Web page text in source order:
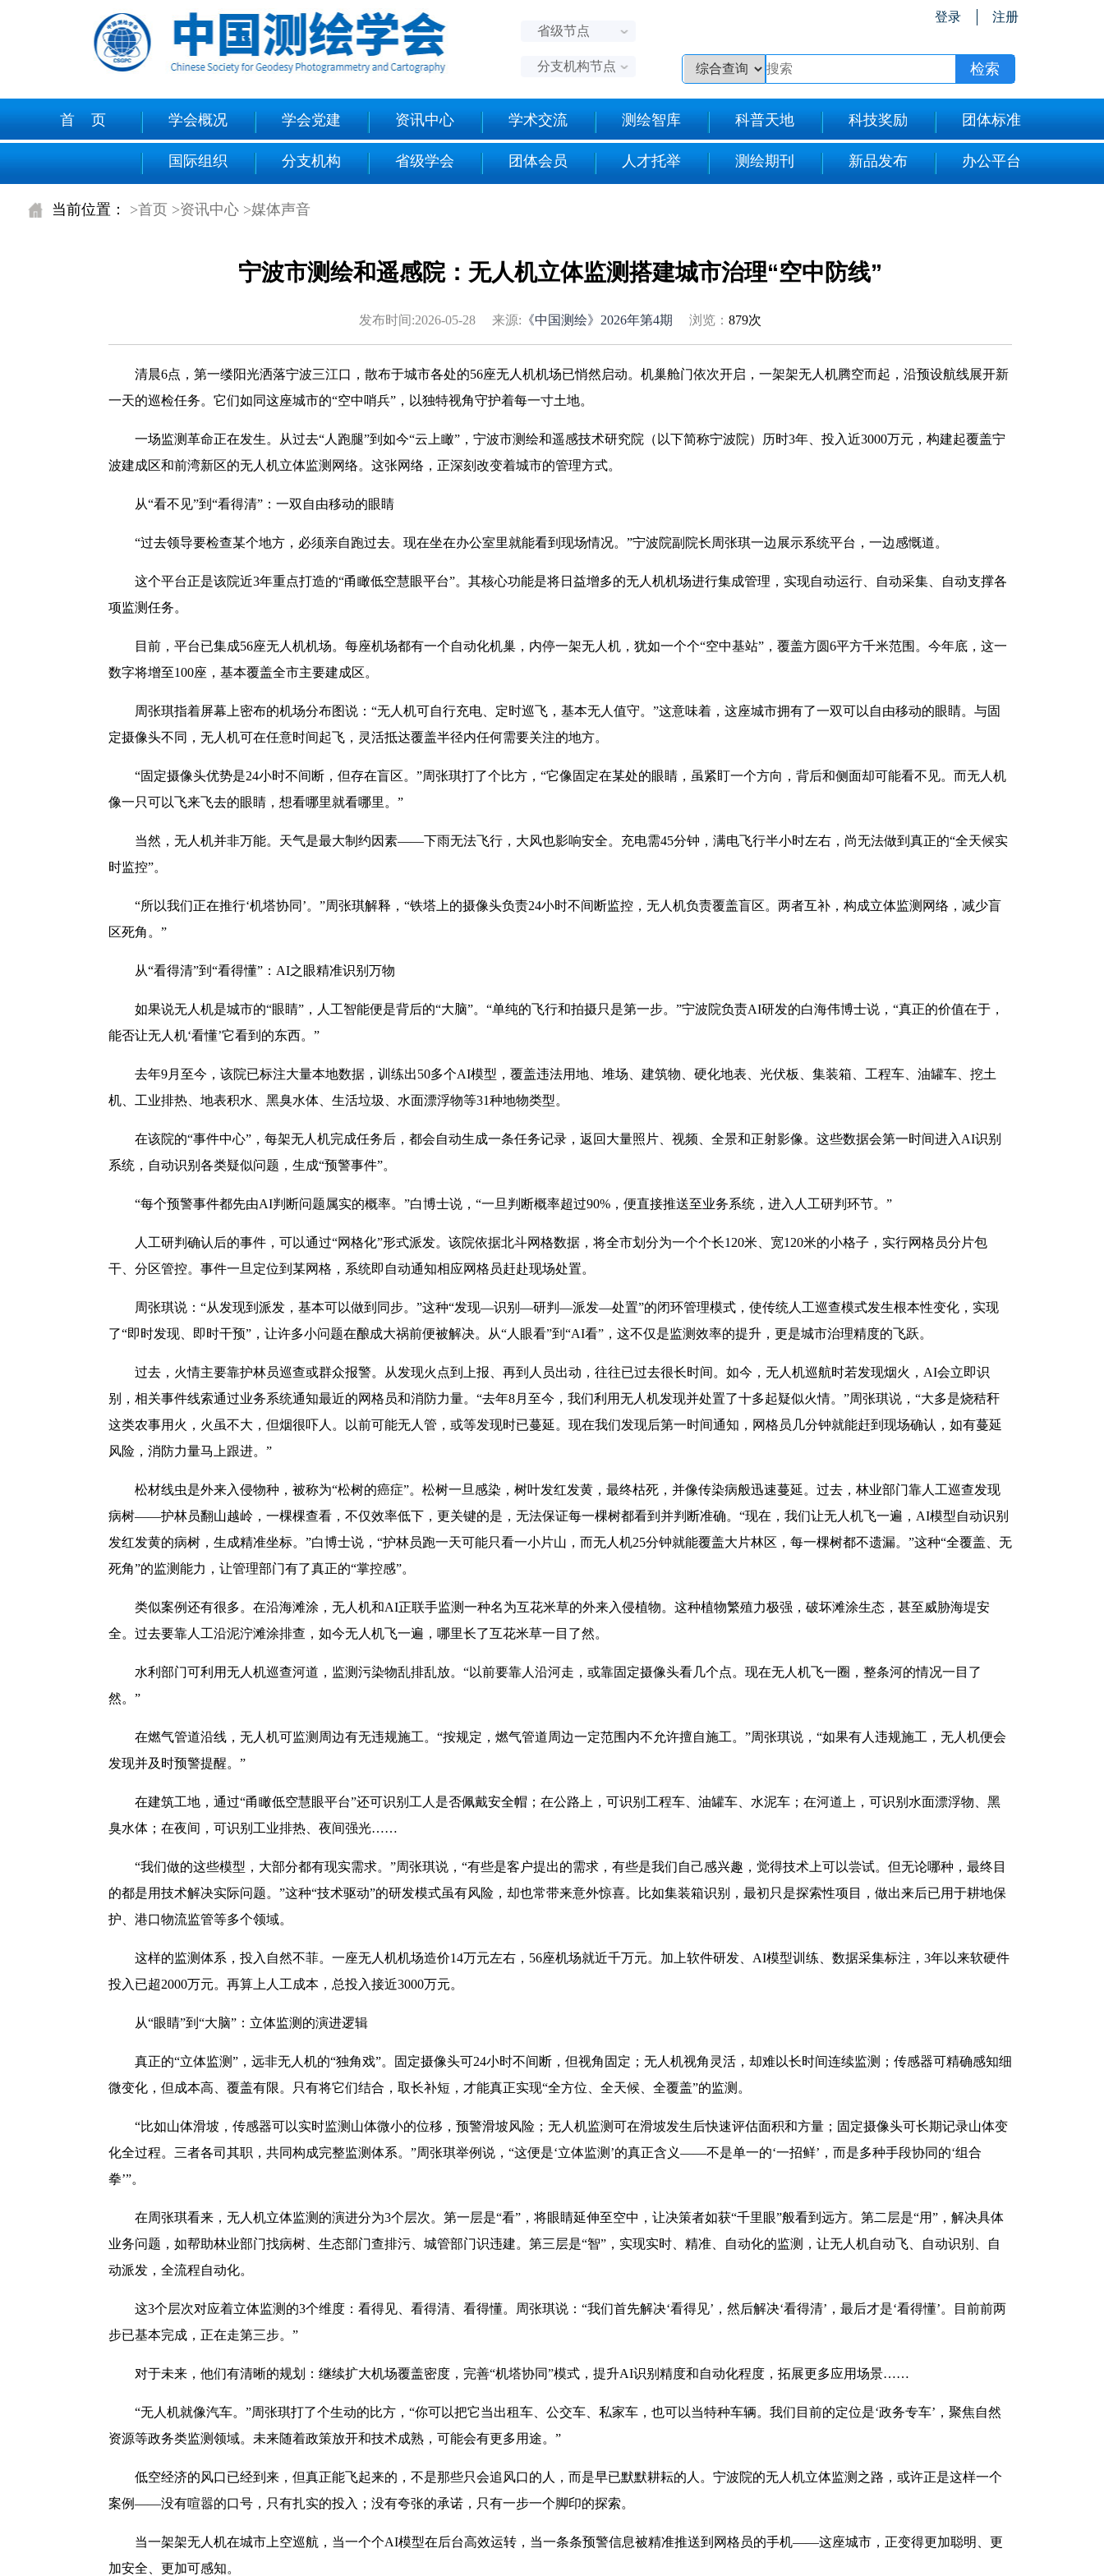
省级节点
分支机构节点
登录 注册
首 页 学会概况 学会党建 资讯中心 学术交流 测绘智库 科普天地 科技奖励 团体标准
国际组织 分支机构 省级学会 团体会员 人才托举 测绘期刊 新品发布 办公平台
当前位置： >首页 >资讯中心 >媒体声音
宁波市测绘和遥感院：无人机立体监测搭建城市治理“空中防线”
发布时间:2026-05-28 来源: 《中国测绘》2026年第4期 浏览： 879次
清晨6点，第一缕阳光洒落宁波三江口，散布于城市各处的56座无人机机场已悄然启动。机巢舱门依次开启，一架架无人机腾空而起，沿预设航线展开新
一天的巡检任务。它们如同这座城市的“空中哨兵”，以独特视角守护着每一寸土地。
一场监测革命正在发生。从过去“人跑腿”到如今“云上瞰”，宁波市测绘和遥感技术研究院（以下简称宁波院）历时3年、投入近3000万元，构建起覆盖宁
波建成区和前湾新区的无人机立体监测网络。这张网络，正深刻改变着城市的管理方式。
从“看不见”到“看得清”：一双自由移动的眼睛
“过去领导要检查某个地方，必须亲自跑过去。现在坐在办公室里就能看到现场情况。”宁波院副院长周张琪一边展示系统平台，一边感慨道。
这个平台正是该院近3年重点打造的“甬瞰低空慧眼平台”。其核心功能是将日益增多的无人机机场进行集成管理，实现自动运行、自动采集、自动支撑各
项监测任务。
目前，平台已集成56座无人机机场。每座机场都有一个自动化机巢，内停一架无人机，犹如一个个“空中基站”，覆盖方圆6平方千米范围。今年底，这一
数字将增至100座，基本覆盖全市主要建成区。
周张琪指着屏幕上密布的机场分布图说：“无人机可自行充电、定时巡飞，基本无人值守。”这意味着，这座城市拥有了一双可以自由移动的眼睛。与固
定摄像头不同，无人机可在任意时间起飞，灵活抵达覆盖半径内任何需要关注的地方。
“固定摄像头优势是24小时不间断，但存在盲区。”周张琪打了个比方，“它像固定在某处的眼睛，虽紧盯一个方向，背后和侧面却可能看不见。而无人机
像一只可以飞来飞去的眼睛，想看哪里就看哪里。”
当然，无人机并非万能。天气是最大制约因素——下雨无法飞行，大风也影响安全。充电需45分钟，满电飞行半小时左右，尚无法做到真正的“全天候实
时监控”。
“所以我们正在推行‘机塔协同’。”周张琪解释，“铁塔上的摄像头负责24小时不间断监控，无人机负责覆盖盲区。两者互补，构成立体监测网络，减少盲
区死角。”
从“看得清”到“看得懂”：AI之眼精准识别万物
如果说无人机是城市的“眼睛”，人工智能便是背后的“大脑”。“单纯的飞行和拍摄只是第一步。”宁波院负责AI研发的白海伟博士说，“真正的价值在于，
能否让无人机‘看懂’它看到的东西。”
去年9月至今，该院已标注大量本地数据，训练出50多个AI模型，覆盖违法用地、堆场、建筑物、硬化地表、光伏板、集装箱、工程车、油罐车、挖土
机、工业排热、地表积水、黑臭水体、生活垃圾、水面漂浮物等31种地物类型。
在该院的“事件中心”，每架无人机完成任务后，都会自动生成一条任务记录，返回大量照片、视频、全景和正射影像。这些数据会第一时间进入AI识别
系统，自动识别各类疑似问题，生成“预警事件”。
“每个预警事件都先由AI判断问题属实的概率。”白博士说，“一旦判断概率超过90%，便直接推送至业务系统，进入人工研判环节。”
人工研判确认后的事件，可以通过“网格化”形式派发。该院依据北斗网格数据，将全市划分为一个个长120米、宽120米的小格子，实行网格员分片包
干、分区管控。事件一旦定位到某网格，系统即自动通知相应网格员赶赴现场处置。
周张琪说：“从发现到派发，基本可以做到同步。”这种“发现—识别—研判—派发—处置”的闭环管理模式，使传统人工巡查模式发生根本性变化，实现
了“即时发现、即时干预”，让许多小问题在酿成大祸前便被解决。从“人眼看”到“AI看”，这不仅是监测效率的提升，更是城市治理精度的飞跃。
过去，火情主要靠护林员巡查或群众报警。从发现火点到上报、再到人员出动，往往已过去很长时间。如今，无人机巡航时若发现烟火，AI会立即识
别，相关事件线索通过业务系统通知最近的网格员和消防力量。“去年8月至今，我们利用无人机发现并处置了十多起疑似火情。”周张琪说，“大多是烧秸秆
这类农事用火，火虽不大，但烟很吓人。以前可能无人管，或等发现时已蔓延。现在我们发现后第一时间通知，网格员几分钟就能赶到现场确认，如有蔓延
风险，消防力量马上跟进。”
松材线虫是外来入侵物种，被称为“松树的癌症”。松树一旦感染，树叶发红发黄，最终枯死，并像传染病般迅速蔓延。过去，林业部门靠人工巡查发现
病树——护林员翻山越岭，一棵棵查看，不仅效率低下，更关键的是，无法保证每一棵树都看到并判断准确。“现在，我们让无人机飞一遍，AI模型自动识别
发红发黄的病树，生成精准坐标。”白博士说，“护林员跑一天可能只看一小片山，而无人机25分钟就能覆盖大片林区，每一棵树都不遗漏。”这种“全覆盖、无
死角”的监测能力，让管理部门有了真正的“掌控感”。
类似案例还有很多。在沿海滩涂，无人机和AI正联手监测一种名为互花米草的外来入侵植物。这种植物繁殖力极强，破坏滩涂生态，甚至威胁海堤安
全。过去要靠人工沿泥泞滩涂排查，如今无人机飞一遍，哪里长了互花米草一目了然。
水利部门可利用无人机巡查河道，监测污染物乱排乱放。“以前要靠人沿河走，或靠固定摄像头看几个点。现在无人机飞一圈，整条河的情况一目了
然。”
在燃气管道沿线，无人机可监测周边有无违规施工。“按规定，燃气管道周边一定范围内不允许擅自施工。”周张琪说，“如果有人违规施工，无人机便会
发现并及时预警提醒。”
在建筑工地，通过“甬瞰低空慧眼平台”还可识别工人是否佩戴安全帽；在公路上，可识别工程车、油罐车、水泥车；在河道上，可识别水面漂浮物、黑
臭水体；在夜间，可识别工业排热、夜间强光……
“我们做的这些模型，大部分都有现实需求。”周张琪说，“有些是客户提出的需求，有些是我们自己感兴趣，觉得技术上可以尝试。但无论哪种，最终目
的都是用技术解决实际问题。”这种“技术驱动”的研发模式虽有风险，却也常带来意外惊喜。比如集装箱识别，最初只是探索性项目，做出来后已用于耕地保
护、港口物流监管等多个领域。
这样的监测体系，投入自然不菲。一座无人机机场造价14万元左右，56座机场就近千万元。加上软件研发、AI模型训练、数据采集标注，3年以来软硬件
投入已超2000万元。再算上人工成本，总投入接近3000万元。
从“眼睛”到“大脑”：立体监测的演进逻辑
真正的“立体监测”，远非无人机的“独角戏”。固定摄像头可24小时不间断，但视角固定；无人机视角灵活，却难以长时间连续监测；传感器可精确感知细
微变化，但成本高、覆盖有限。只有将它们结合，取长补短，才能真正实现“全方位、全天候、全覆盖”的监测。
“比如山体滑坡，传感器可以实时监测山体微小的位移，预警滑坡风险；无人机监测可在滑坡发生后快速评估面积和方量；固定摄像头可长期记录山体变
化全过程。三者各司其职，共同构成完整监测体系。”周张琪举例说，“这便是‘立体监测’的真正含义——不是单一的‘一招鲜’，而是多种手段协同的‘组合
拳’”。
在周张琪看来，无人机立体监测的演进分为3个层次。第一层是“看”，将眼睛延伸至空中，让决策者如获“千里眼”般看到远方。第二层是“用”，解决具体
业务问题，如帮助林业部门找病树、生态部门查排污、城管部门识违建。第三层是“智”，实现实时、精准、自动化的监测，让无人机自动飞、自动识别、自
动派发，全流程自动化。
这3个层次对应着立体监测的3个维度：看得见、看得清、看得懂。周张琪说：“我们首先解决‘看得见’，然后解决‘看得清’，最后才是‘看得懂’。目前前两
步已基本完成，正在走第三步。”
对于未来，他们有清晰的规划：继续扩大机场覆盖密度，完善“机塔协同”模式，提升AI识别精度和自动化程度，拓展更多应用场景……
“无人机就像汽车。”周张琪打了个生动的比方，“你可以把它当出租车、公交车、私家车，也可以当特种车辆。我们目前的定位是‘政务专车’，聚焦自然
资源等政务类监测领域。未来随着政策放开和技术成熟，可能会有更多用途。”
低空经济的风口已经到来，但真正能飞起来的，不是那些只会追风口的人，而是早已默默耕耘的人。宁波院的无人机立体监测之路，或许正是这样一个
案例——没有喧嚣的口号，只有扎实的投入；没有夸张的承诺，只有一步一个脚印的探索。
当一架架无人机在城市上空巡航，当一个个AI模型在后台高效运转，当一条条预警信息被精准推送到网格员的手机——这座城市，正变得更加聪明、更
加安全、更加可感知。